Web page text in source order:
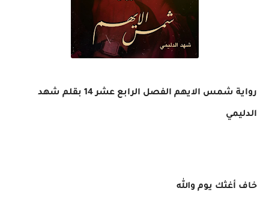
رواية شمس الايهم الفصل الرابع عشر 14 بقلم شهد
الدليمي
‏خاف أغثك يوم والله